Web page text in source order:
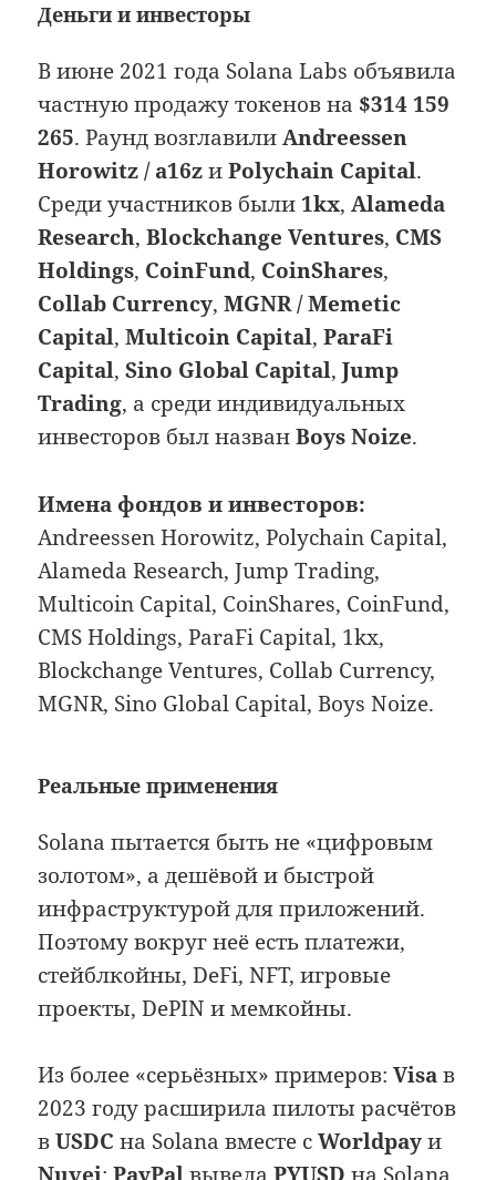
Деньги и инвесторы
В июне 2021 года Solana Labs объявила
частную продажу токенов на $314 159
265. Раунд возглавилиAndreessen
Horowitz / a16zиPolychain Capital.
Среди участников были 1kx,Alameda
Research,Blockchange Ventures, CMS
Holdings, CoinFund, CoinShares,
Collab Currency,MGNR / Memetic
Capital,Multicoin Capital,ParaFi
Capital,Sino Global Capital,Jump
Trading, а среди индивидуальных
инвесторов был названBoys Noize.
Имена фондов и инвесторов:
Andreessen Horowitz, Polychain Capital,
Alameda Research, Jump Trading,
Multicoin Capital, CoinShares, CoinFund,
CMS Holdings, ParaFi Capital, 1kx,
Blockchange Ventures, Collab Currency,
MGNR, Sino Global Capital, Boys Noize.
Реальные применения
Solana пытается быть не «цифровым
золотом», а дешёвой и быстрой
инфраструктурой для приложений.
Поэтому вокруг неё есть платежи,
стейблкойны, DeFi, NFT, игровые
проекты, DePIN и мемкойны.
Из более «серьёзных» примеров:Visaв
2023 году расширила пилоты расчётов
вUSDC на Solana вместе сWorldpayи